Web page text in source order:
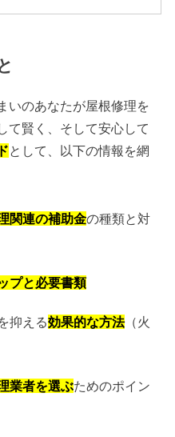
いのあなたが屋根修理を
て賢く、そして安心して
として、以下の情報を網
関連の補助金の種類と対
プと必要書類
抑える効果的な方法（火
業者を選ぶためのポイン